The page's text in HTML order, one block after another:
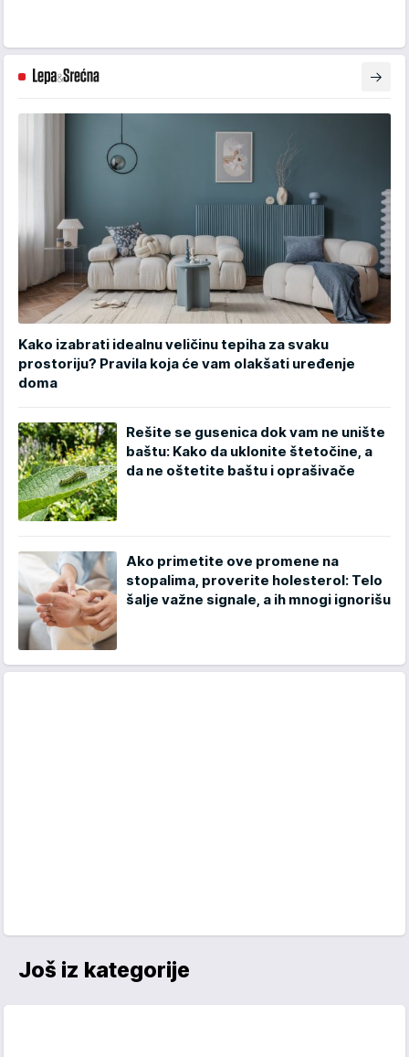
Kako izabrati idealnu veličinu tepiha za svaku
prostoriju? Pravila koja će vam olakšati uređenje
doma
Rešite se gusenica dok vam ne unište
baštu: Kako da uklonite štetočine, a
da ne oštetite baštu i oprašivače
Ako primetite ove promene na
stopalima, proverite holesterol: Telo
šalje važne signale, a ih mnogi ignorišu
Još iz kategorije